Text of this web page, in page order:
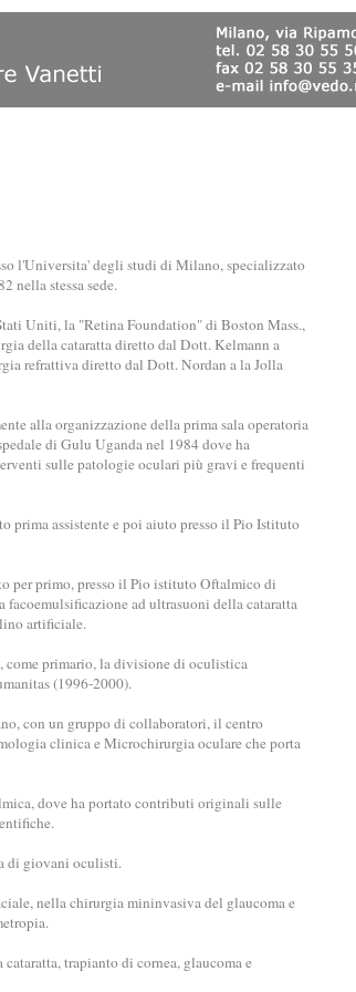
l'Universita' degli studi di Milano, specializzato
nella stessa sede.
Uniti, la "Retina Foundation" di Boston Mass.,
della cataratta diretto dal Dott. Kelmann a
refrattiva diretto dal Dott. Nordan a la Jolla
alla organizzazione della prima sala operatoria
di Gulu Uganda nel 1984 dove ha
sulle patologie oculari più gravi e frequenti
prima assistente e poi aiuto presso il Pio Istituto
per primo, presso il Pio istituto Oftalmico di
ad ultrasuoni della cataratta
artificiale.
come primario, la divisione di oculistica
(1996-2000).
con un gruppo di collaboratori, il centro
clinica e Microchirurgia oculare che porta
dove ha portato contributi originali sulle
di giovani oculisti.
nella chirurgia mininvasiva del glaucoma e
trapianto di cornea, glaucoma e